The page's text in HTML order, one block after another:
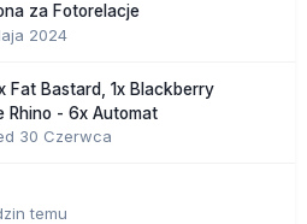
za Fotorelacje
2024
Fat Bastard, 1x Blackberry
Rhino - 6x Automat
30 Czerwca
temu